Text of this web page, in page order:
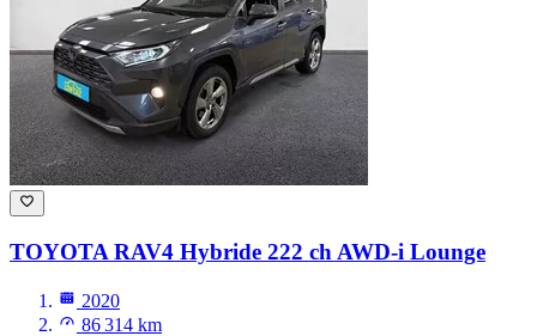
TOYOTA RAV4 Hybride 222 ch AWD-i Lounge
2020
86 314 km